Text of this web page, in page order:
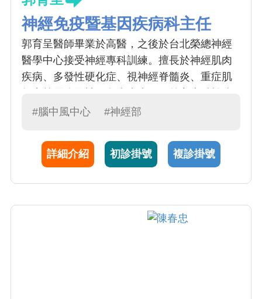
神經免疫暨基因疾病科主任
郭育呈醫師畢業於高醫，之後於台北榮總神經
醫學中心接受神經專科訓練。擅長於神經肌肉
疾病、多發性硬化症、視神經脊髓炎、重症肌
傳性神經肌肉疾病、小腦萎縮、運動神經元疾
肉病理切片和基因診斷。郭育呈醫師曾擔任台
灣神經學學會神經肌病組委員，現任神經部神
#腦中風中心 #神經部
詳細介紹 初診掛號 複診掛號